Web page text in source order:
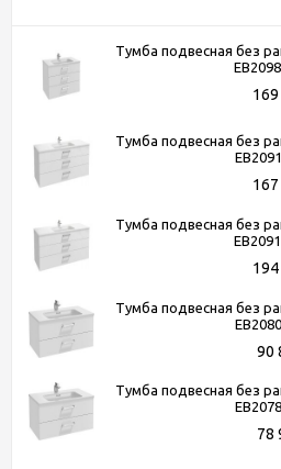
Система хранения
с
Оснащение
Угловая конструкция
Нет
Цвет
белый
Способы получения товара:
метров от МКАД. БП "Румянцево",
павильон 205В
доставки рассчитывается
заказа)
Тумба подвесная без
Тумба подвесная без
Тумба подвесная без
Тумба подвесная без
90
Тумба подвесная без
78